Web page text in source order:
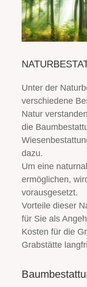
Unter der
verschiedene
Natur
die
dazu.
Um eine
ermöglichen,
vorausgesetzt.
Vorteile dieser
für Sie als
Kosten für die
Grabstätte